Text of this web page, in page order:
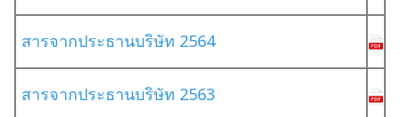
สารจากประธานบริษัท 2564
สารจากประธานบริษัท 2563